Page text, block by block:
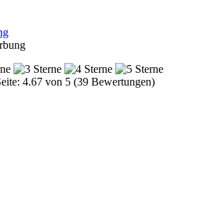
4.67 von 5 (39 Bewertungen)